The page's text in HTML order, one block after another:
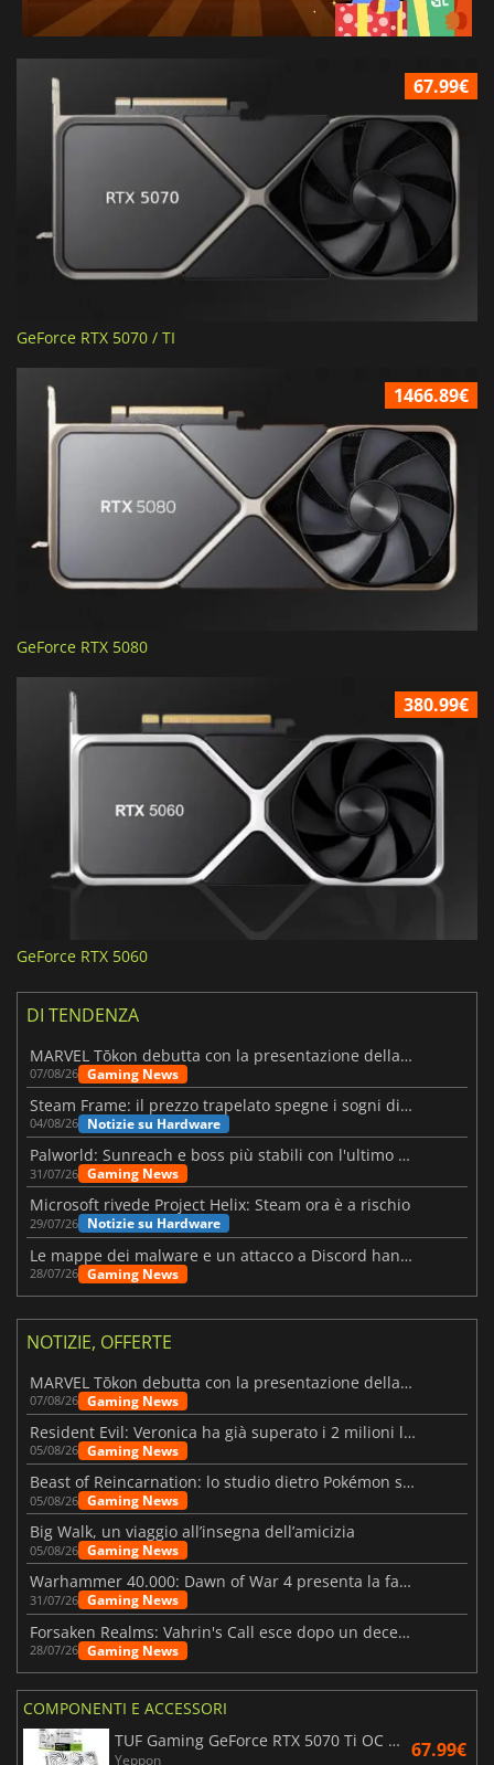
67.99€
GeForce RTX 5070 / TI
1466.89€
GeForce RTX 5080
380.99€
GeForce RTX 5060
DI TENDENZA
MARVEL Tōkon debutta con la presentazione della roadmap per il primo anno
07/08/26 Gaming News
Steam Frame: il prezzo trapelato spegne i sogni di un VR economico
04/08/26 Notizie su Hardware
Palworld: Sunreach e boss più stabili con l'ultimo update
31/07/26 Gaming News
Microsoft rivede Project Helix: Steam ora è a rischio
29/07/26 Notizie su Hardware
Le mappe dei malware e un attacco a Discord hanno colpito Meccha Chameleon
28/07/26 Gaming News
NOTIZIE, OFFERTE
MARVEL Tōkon debutta con la presentazione della roadmap per il primo anno
07/08/26 Gaming News
Resident Evil: Veronica ha già superato i 2 milioni liste dei desideri
05/08/26 Gaming News
Beast of Reincarnation: lo studio dietro Pokémon su una nuova strada
05/08/26 Gaming News
Big Walk, un viaggio all’insegna dell’amicizia
05/08/26 Gaming News
Warhammer 40.000: Dawn of War 4 presenta la fazione dei Necron
31/07/26 Gaming News
Forsaken Realms: Vahrin's Call esce dopo un decennio di sviluppo
28/07/26 Gaming News
COMPONENTI E ACCESSORI
TUF Gaming GeForce RTX 5070 Ti OC White Edition 16GB
Yeppon 67.99€